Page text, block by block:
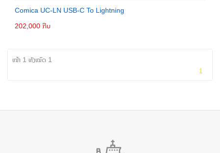
Comica UC-LN USB-C To Lightning
202,000 ກີບ
ເພີ່ມເຂົ້າກະຕ່າ
ໜ້າ 1 ທັງໝົດ 1
1